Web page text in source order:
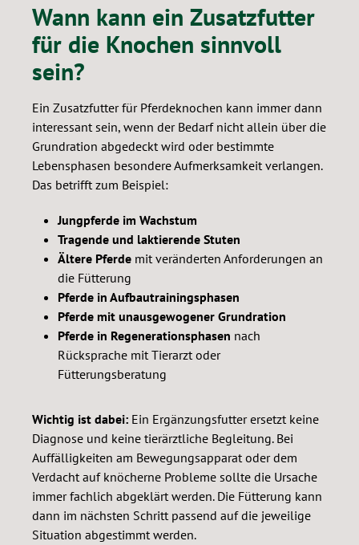
Wann kann ein Zusatzfutter
für die Knochen sinnvoll
sein?
Ein Zusatzfutter für Pferdeknochen kann immer dann
interessant sein, wenn der Bedarf nicht allein über die
Grundration abgedeckt wird oder bestimmte
Lebensphasen besondere Aufmerksamkeit verlangen.
Das betrifft zum Beispiel:
Jungpferde im Wachstum
Tragende und laktierende Stuten
Ältere Pferde mit veränderten Anforderungen an
die Fütterung
Pferde in Aufbautrainingsphasen
Pferde mit unausgewogener Grundration
Pferde in Regenerationsphasen nach
Rücksprache mit Tierarzt oder
Fütterungsberatung
Wichtig ist dabei: Ein Ergänzungsfutter ersetzt keine
Diagnose und keine tierärztliche Begleitung. Bei
Auffälligkeiten am Bewegungsapparat oder dem
Verdacht auf knöcherne Probleme sollte die Ursache
immer fachlich abgeklärt werden. Die Fütterung kann
dann im nächsten Schritt passend auf die jeweilige
Situation abgestimmt werden.